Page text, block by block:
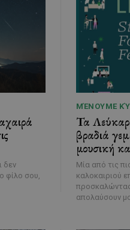
δεν
φίλο σου,
ΜΈΝΟΥΜΕ
Τα
βραδιά
μουσική
Μία από τις
καλοκαιριού
προσκαλώντας
απολαύσουν